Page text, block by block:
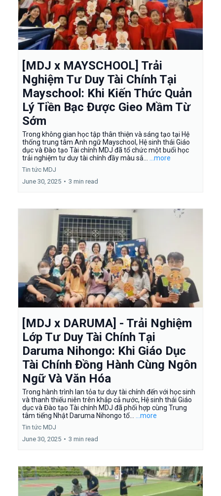
[MDJ x MAYSCHOOL] Trải
Nghiệm Tư Duy Tài Chính Tại
Mayschool: Khi Kiến Thức Quản
Lý Tiền Bạc Được Gieo Mầm Từ
Sớm
Trong không gian học tập thân thiện và sáng tạo tại Hệ
thống trung tâm Anh ngữ Mayschool, Hệ sinh thái Giáo
dục và Đào tạo Tài chính MDJ đã tổ chức một buổi học
trải nghiệm tư duy tài chính đầy màu sắ...
...more
Tin tức MDJ
June 30, 2025 • 3 min read
[MDJ x DARUMA] - Trải Nghiệm
Lớp Tư Duy Tài Chính Tại
Daruma Nihongo: Khi Giáo Dục
Tài Chính Đồng Hành Cùng Ngôn
Ngữ Và Văn Hóa
Trong hành trình lan tỏa tư duy tài chính đến với học sinh
và thanh thiếu niên trên khắp cả nước, Hệ sinh thái Giáo
dục và Đào tạo Tài chính MDJ đã phối hợp cùng Trung
tâm tiếng Nhật Daruma Nihongo tổ...
...more
Tin tức MDJ
June 30, 2025 • 3 min read